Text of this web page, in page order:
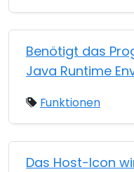
Benötigt das
Java Runtime
Funktionen
Das Host-Icon